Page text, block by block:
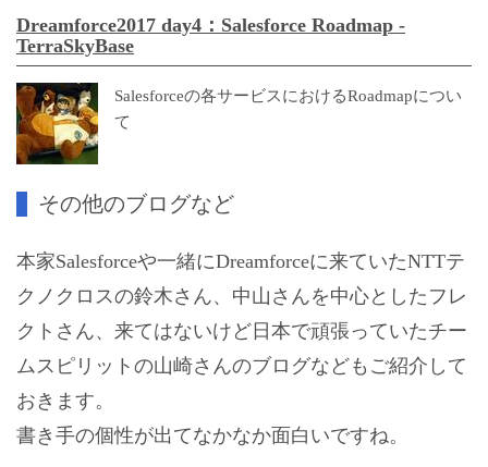
Dreamforce2017 day4：Salesforce Roadmap -
TerraSkyBase
Salesforceの各サービスにおけるRoadmapについ
て
その他のブログなど
本家Salesforceや一緒にDreamforceに来ていたNTTテ
クノクロスの鈴木さん、中山さんを中心としたフレ
クトさん、来てはないけど日本で頑張っていたチー
ムスピリットの山崎さんのブログなどもご紹介して
おきます。
書き手の個性が出てなかなか面白いですね。